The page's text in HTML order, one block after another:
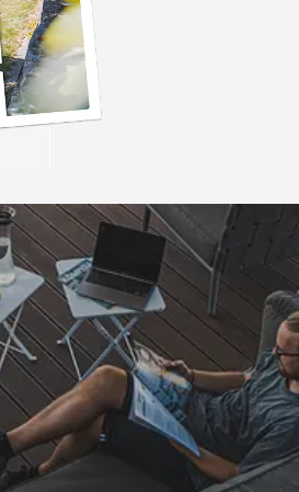
„Alles perfekt und schnell
bearbeitet “
08.08.2026